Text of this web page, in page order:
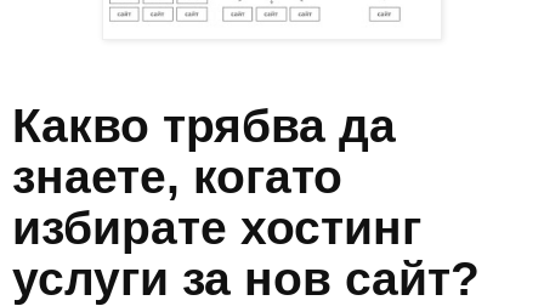
Какво трябва да
знаете, когато
избирате хостинг
услуги за нов сайт?